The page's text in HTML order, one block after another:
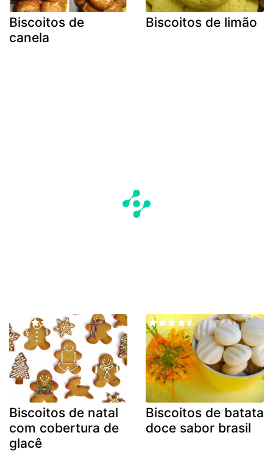
Biscoitos de
canela
Biscoitos de limão
Biscoitos de natal
com cobertura de
glacê
Biscoitos de batata
doce sabor brasil